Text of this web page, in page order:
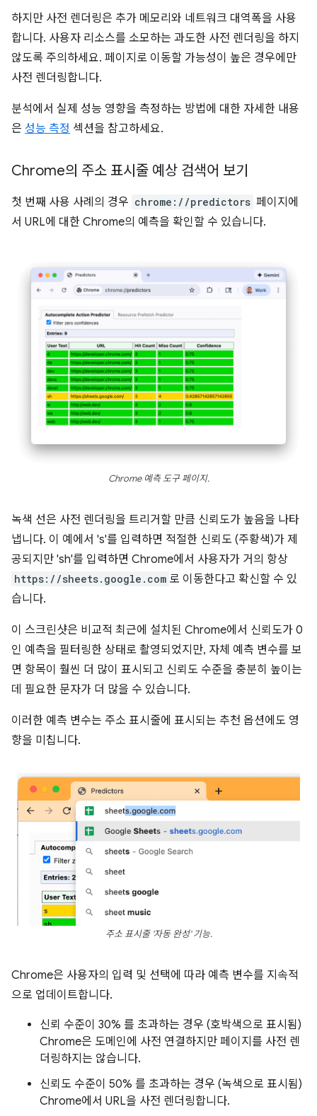
하지만 사전 렌더링은 추가 메모리와 네트워크 대역폭을 사용
합니다. 사용자 리소스를 소모하는 과도한 사전 렌더링을 하지
않도록 주의하세요. 페이지로 이동할 가능성이 높은 경우에만
사전 렌더링합니다.
분석에서 실제 성능 영향을 측정하는 방법에 대한 자세한 내용
은 성능 측정 섹션을 참고하세요.
Chrome의 주소 표시줄 예상 검색어 보기
첫 번째 사용 사례의 경우 chrome://predictors 페이지에
서 URL에 대한 Chrome의 예측을 확인할 수 있습니다.
Chrome 예측 도구 페이지.
녹색 선은 사전 렌더링을 트리거할 만큼 신뢰도가 높음을 나타
냅니다. 이 예에서 's'를 입력하면 적절한 신뢰도 (주황색)가 제
공되지만 'sh'를 입력하면 Chrome에서 사용자가 거의 항상
https://sheets.google.com 로 이동한다고 확신할 수 있
습니다.
이 스크린샷은 비교적 최근에 설치된 Chrome에서 신뢰도가 0
인 예측을 필터링한 상태로 촬영되었지만, 자체 예측 변수를 보
면 항목이 훨씬 더 많이 표시되고 신뢰도 수준을 충분히 높이는
데 필요한 문자가 더 많을 수 있습니다.
이러한 예측 변수는 주소 표시줄에 표시되는 추천 옵션에도 영
향을 미칩니다.
주소 표시줄 '자동 완성' 기능.
Chrome은 사용자의 입력 및 선택에 따라 예측 변수를 지속적
으로 업데이트합니다.
신뢰 수준이 30% 를 초과하는 경우 (호박색으로 표시됨)
Chrome은 도메인에 사전 연결하지만 페이지를 사전 렌
더링하지는 않습니다.
신뢰도 수준이 50% 를 초과하는 경우 (녹색으로 표시됨)
Chrome에서 URL을 사전 렌더링합니다.